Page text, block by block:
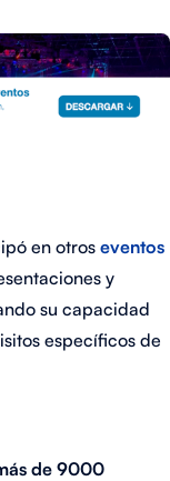
en otros eventos
y
su capacidad
específicos de
de 9000